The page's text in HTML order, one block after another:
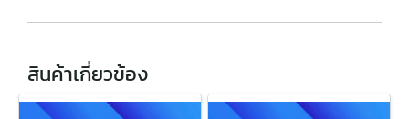
สินค้าเกี่ยวข้อง